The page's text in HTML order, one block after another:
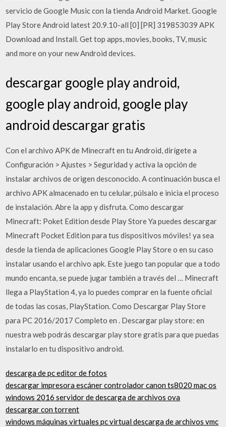
servicio de Google Music con la tienda Android Market. Google
Play Store Android latest 20.9.10-all [0] [PR] 319853039 APK
Download and Install. Get top apps, movies, books, TV, music
and more on your new Android devices.
descargar google play android,
google play android, google play
android descargar gratis
Con el archivo APK de Minecraft en tu Android, dirígete a
Configuración > Ajustes > Seguridad y activa la opción de
instalar archivos de origen desconocido. A continuación busca el
archivo APK almacenado en tu celular, púlsalo e inicia el proceso
de instalación. Abre la app y disfruta. Como descargar
Minecraft: Poket Edition desde Play Store Ya puedes descargar
Minecraft Pocket Edition para tus dispositivos móviles! ya sea
desde la tienda de aplicaciones Google Play Store o en su caso
instalar usando el archivo apk. Este juego tan popular que a todo
mundo encanta, se puede jugar también a través del … Minecraft
llega a PlayStation 4, ya lo puedes comprar en la fuente oficial
de todas las cosas, PlayStation. Como Descargar Play Store
para PC 2016/2017 Completo en . Descargar play store: en
nuestra web podrás descargar play store gratis para que puedas
instalarlo en tu dispositivo android.
descarga de pc editor de fotos
descargar impresora escáner controlador canon ts8020 mac os
windows 2016 servidor de descarga de archivos ova
descargar con torrent
windows máquinas virtuales pc virtual descarga de archivos vmc